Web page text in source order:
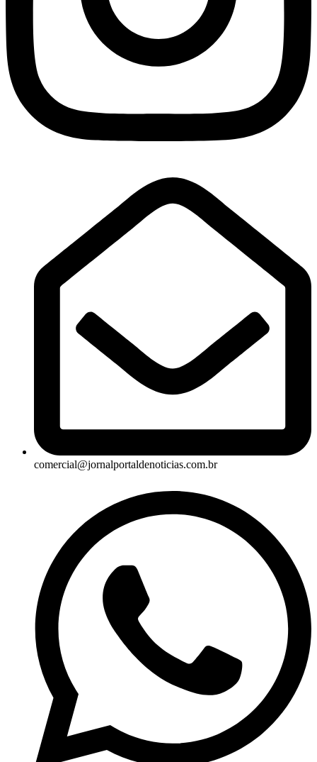
comercial@jornalportaldenoticias.com.br